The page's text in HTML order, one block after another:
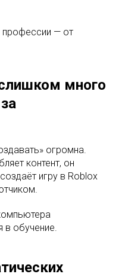
— от
много
огромна.
контент, он
игру в Roblox
в обучение.